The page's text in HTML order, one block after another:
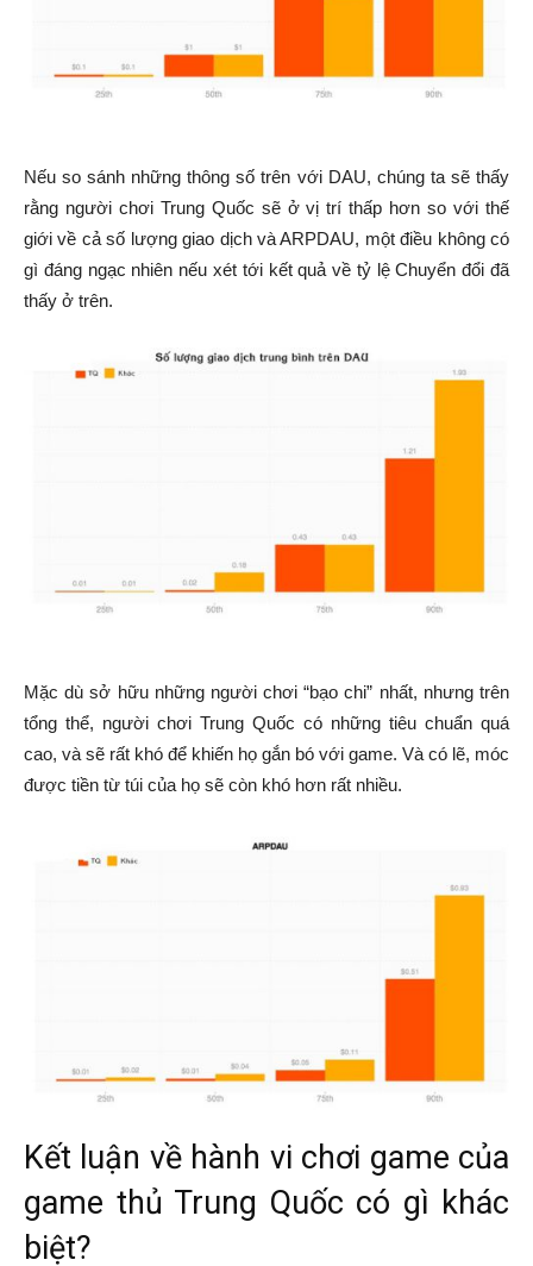
Nếu so sánh những thông số trên với DAU, chúng ta sẽ thấy
rằng người chơi Trung Quốc sẽ ở vị trí thấp hơn so với thế
giới về cả số lượng giao dịch và ARPDAU, một điều không có
gì đáng ngạc nhiên nếu xét tới kết quả về tỷ lệ Chuyển đổi đã
thấy ở trên.
Mặc dù sở hữu những người chơi “bạo chi” nhất, nhưng trên
tổng thể, người chơi Trung Quốc có những tiêu chuẩn quá
cao, và sẽ rất khó để khiến họ gắn bó với game. Và có lẽ, móc
được tiền từ túi của họ sẽ còn khó hơn rất nhiều.
Kết luận về hành vi chơi game của
game thủ Trung Quốc có gì khác
biệt?